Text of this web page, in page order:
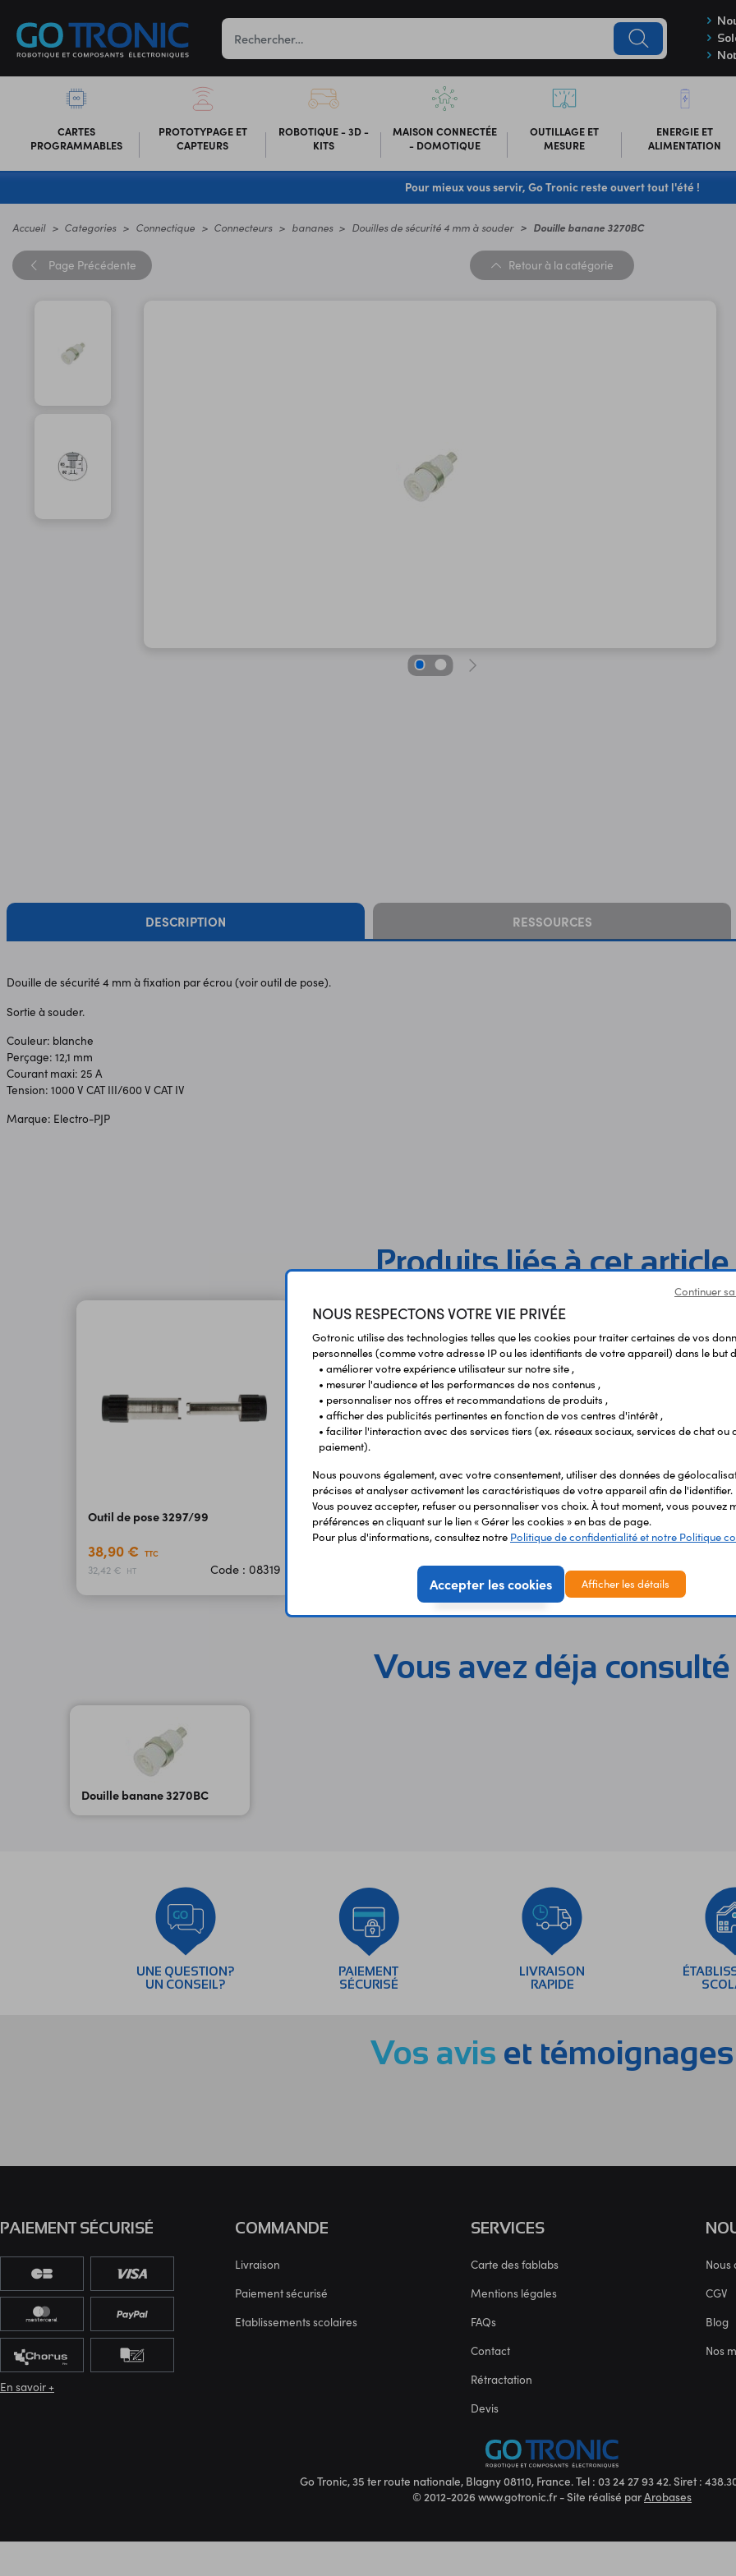
CARTES
PROGRAMMABLES
PROTOTYPAGE ET
CAPTEURS
ROBOTIQUE - 3D -
KITS
MAISON CONNECTÉE
- DOMOTIQUE
OUTILLAGE ET
MESURE
ENERGIE ET
ALIMENTATION
Pour mieux vous servir, Go Tronic reste ouvert tout l'été !
Accueil Categories Connectique Connecteurs bananes Douilles de sécurité 4 mm à souder Douille banane 3270BC
Page Précédente Retour à la catégorie
DESCRIPTION RESSOURCES
Douille de sécurité 4 mm à fixation par écrou (voir outil de pose).
Sortie à souder.
Couleur: blanche
Perçage: 12,1 mm
Courant maxi: 25 A
Tension: 1000 V CAT III/600 V CAT IV
Marque: Electro-PJP
Produits liés à cet article
Outil de pose 3297/99
38,90 € TTC
32,42 € HT Code : 08319
Vous avez déja consulté
Douille banane 3270BC
UNE QUESTION?
UN CONSEIL?
PAIEMENT
SÉCURISÉ
LIVRAISON
RAPIDE
Vos avis et témoignages
COMMANDE
Livraison
Paiement sécurisé
Etablissements scolaires
SERVICES
Carte des fablabs
Mentions légales
FAQs
Contact
Rétractation
Devis
Nous
CGV
Blog
Nos
PAIEMENT SÉCURISÉ
En savoir +
Go Tronic, 35 ter route nationale, Blagny 08110, France. Tel : 03 24 27 93 42. Siret :
© 2012-2026 www.gotronic.fr - Site réalisé parArobases
Continuer
NOUS RESPECTONS VOTRE VIE PRIVÉE
Gotronic utilise des technologies telles que les cookies pour traiter certaines de vos
personnelles (comme votre adresse IP ou les identifiants de votre appareil) dans le but
• améliorer votre expérience utilisateur sur notre site ,
• mesurer l'audience et les performances de nos contenus ,
• personnaliser nos offres et recommandations de produits ,
• afficher des publicités pertinentes en fonction de vos centres d'intérêt ,
• faciliter l'interaction avec des services tiers (ex. réseaux sociaux, services de chat ou
paiement).
Nous pouvons également, avec votre consentement, utiliser des données de
précises et analyser activement les caractéristiques de votre appareil afin de l'identifier.
Vous pouvez accepter, refuser ou personnaliser vos choix. À tout moment, vous pouvez
préférences en cliquant sur le lien « Gérer les cookies » en bas de page.
Pour plus d'informations, consultez notre Politique de confidentialité et notre Politique
Accepter les cookies Afficher les détails